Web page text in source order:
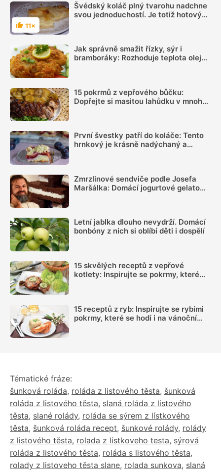
Hodnocení
11×
Švédský koláč plný tvarohu nadchne
svou jednoduchostí. Je totiž hotový
Jak správně smažit řízky, sýr i
bramboráky: Rozhoduje teplota oleje,
15 pokrmů z vepřového bůčku:
Dopřejte si masitou lahůdku v mnoha
První švestky patří do koláče: Tento
hrnkový je krásně nadýchaný a
Zmrzlinové sendviče podle Josefa
Maršálka: Domácí jogurtové gelato
Letní jablka dlouho nevydrží. Domácí
bonbóny z nich si oblíbí děti i dospělí
15 skvělých receptů z vepřové
kotlety: Inspirujte se pokrmy, které
15 receptů z ryb: Inspirujte se rybími
pokrmy, které se hodí i na vánoční
Tématické fráze:
šunková roláda, roláda z listového těsta, šunková
roláda z listového těsta, slaná roláda z listového
těsta, slané rolády, roláda se sýrem z lístkového
těsta, šunková roláda recept, šunkové rolády, rolády
z listového těsta, rolada z listkoveho testa, sýrová
roláda z listového těsta, roláda s listového těsta,
rolady z listoveho těsta slane, rolada sunkova, slaná